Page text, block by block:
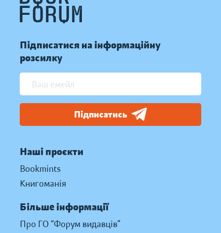
Підписатися на інформаційну
розсилку
Підписатись
Наші проєкти
Bookmints
Книгоманія
Більше інформації
Про ГО “Форум видавців”